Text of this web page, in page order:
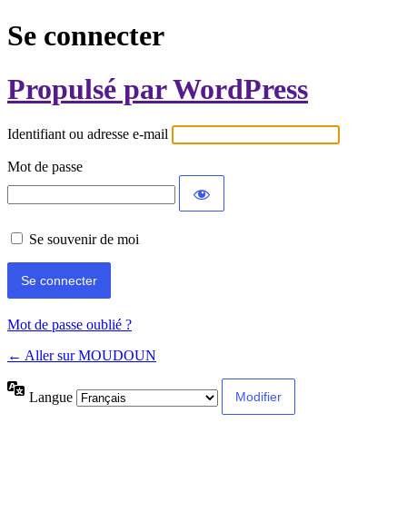
Se connecter
Propulsé par WordPress
Identifiant ou adresse e-mail
Mot de passe
Se souvenir de moi
Mot de passe oublié ?
← Aller sur MOUDOUN
Langue